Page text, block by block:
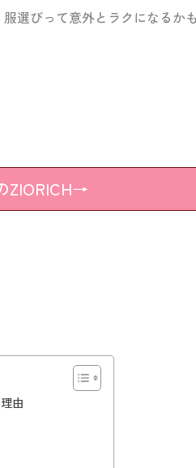
選びって意外とラクになるか
ZIORICH→
由